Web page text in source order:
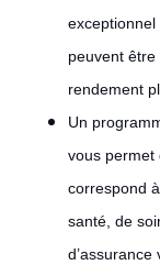
peuvent
rendement
Un
vous permet
correspond
santé, de
d’assurance